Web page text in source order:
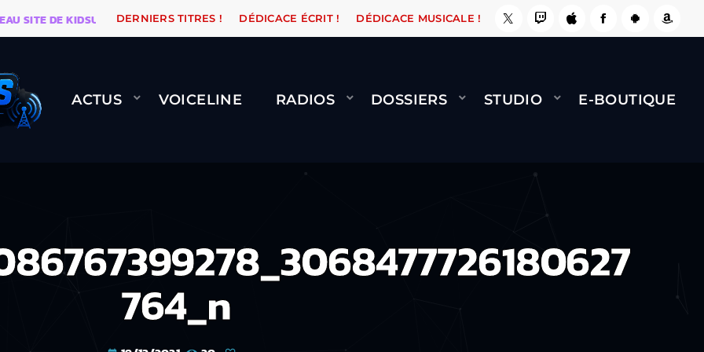
DE KIDSUNE WARÉTRO ORANGE ROAD QUI PASSE, ÇA LE FAIT ! NAMI BERNARD MINET -
DERNIERS TITRES ! DÉDICACE ÉCRIT ! DÉDICACE MUSICALE !
ACTUS VOICELINE RADIOS DOSSIERS STUDIO E-BOUTIQUE
764_n